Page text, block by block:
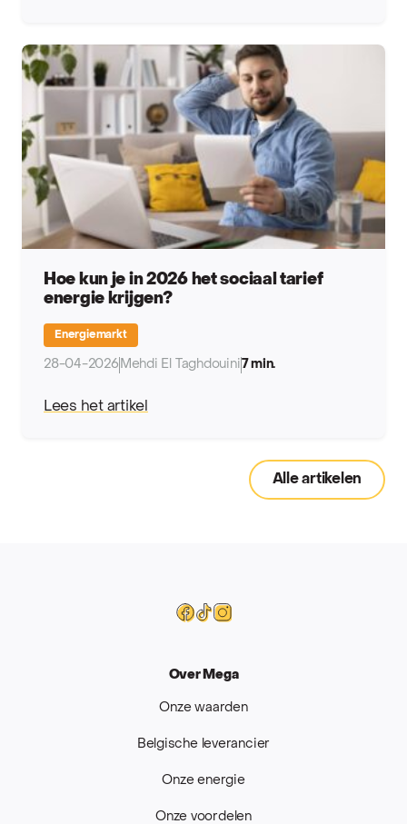
Hoe kun je in 2026 het sociaal tarief
energie krijgen?
Energiemarkt
28-04-2026 Mehdi El Taghdouini 7 min.
Lees het artikel
Alle artikelen
Facebook
Tiktok
Instagram
Over Mega
Onze waarden
Belgische leverancier
Onze energie
Onze voordelen